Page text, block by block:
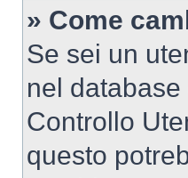
» Come
Se sei un
nel
Controllo
questo